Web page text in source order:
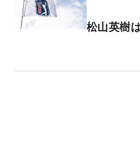
選手に贈られる賞金
松山英樹